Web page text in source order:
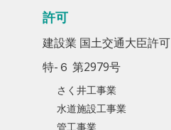
許可
建設業 国土交通大臣許可
特-６ 第2979号
さく井工事業
水道施設工事業
管工事業